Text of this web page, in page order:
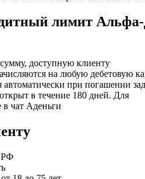
лимит
доступную клиенту
на любую дебетовую
автоматически при погашении
в течение 180 дней. Для
чат Аденьги
РФ